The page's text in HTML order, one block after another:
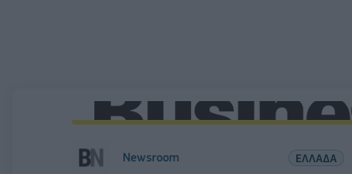
Newsroom ΕΛΛΑΔΑ